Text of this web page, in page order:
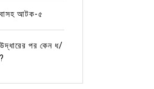
আটক-৫
পর কেন ধ/